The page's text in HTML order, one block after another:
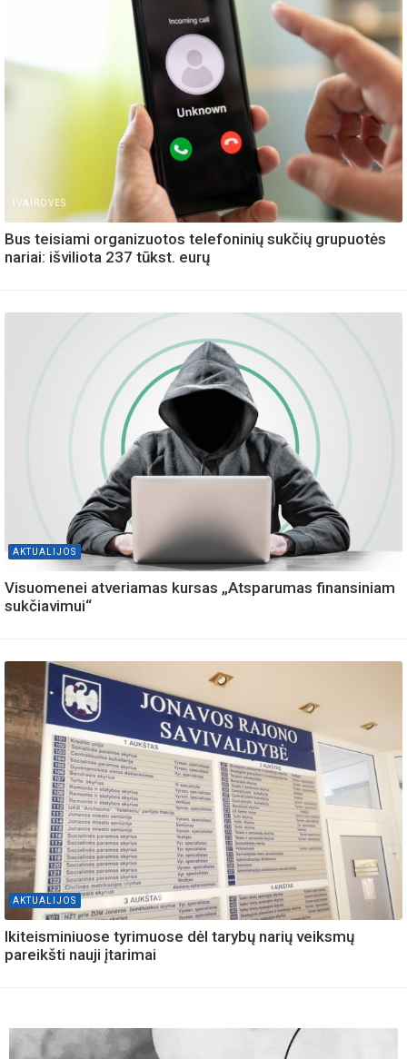
IVAIROVES
Bus teisiami organizuotos telefoninių sukčių grupuotės
nariai: išviliota 237 tūkst. eurų
AKTUALIJOS
Visuomenei atveriamas kursas „Atsparumas finansiniam
sukčiavimui“
AKTUALIJOS
Ikiteisminiuose tyrimuose dėl tarybų narių veiksmų
pareikšti nauji įtarimai